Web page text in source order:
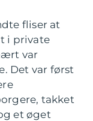
fliser at
i private
var
Det var først
takket
et øget